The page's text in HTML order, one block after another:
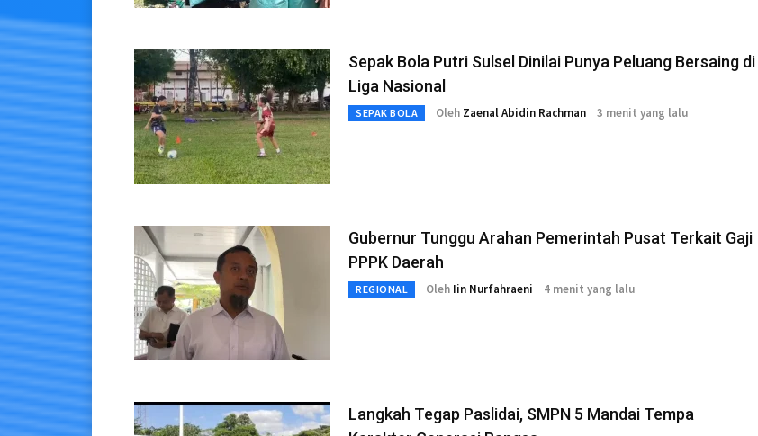
Sepak Bola Putri Sulsel Dinilai Punya Peluang Bersaing di
Liga Nasional
SEPAK BOLA Oleh Zaenal Abidin Rachman 3 menit yang lalu
Gubernur Tunggu Arahan Pemerintah Pusat Terkait Gaji
PPPK Daerah
REGIONAL Oleh Iin Nurfahraeni 4 menit yang lalu
Langkah Tegap Paslidai, SMPN 5 Mandai Tempa